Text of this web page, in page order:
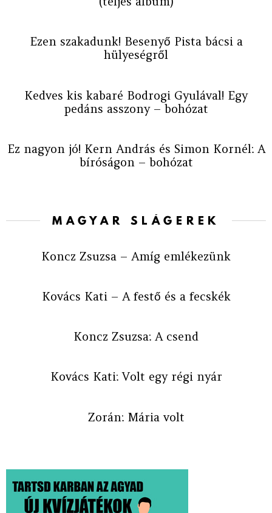
Ezen szakadunk! Besenyő Pista bácsi a
hülyeségről
Kedves kis kabaré Bodrogi Gyulával! Egy
pedáns asszony – bohózat
Ez nagyon jó! Kern András és Simon Kornél: A
bíróságon – bohózat
MAGYAR SLÁGEREK
Koncz Zsuzsa – Amíg emlékezünk
Kovács Kati – A festő és a fecskék
Koncz Zsuzsa: A csend
Kovács Kati: Volt egy régi nyár
Zorán: Mária volt